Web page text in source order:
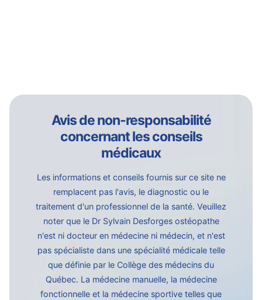
Avis de non-responsabilité
concernant les conseils
médicaux
Les informations et conseils fournis sur ce site ne
remplacent pas l'avis, le diagnostic ou le
traitement d'un professionnel de la santé. Veuillez
noter que le Dr Sylvain Desforges ostéopathe
n'est ni docteur en médecine ni médecin, et n'est
pas spécialiste dans une spécialité médicale telle
que définie par le Collège des médecins du
Québec. La médecine manuelle, la médecine
fonctionnelle et la médecine sportive telles que